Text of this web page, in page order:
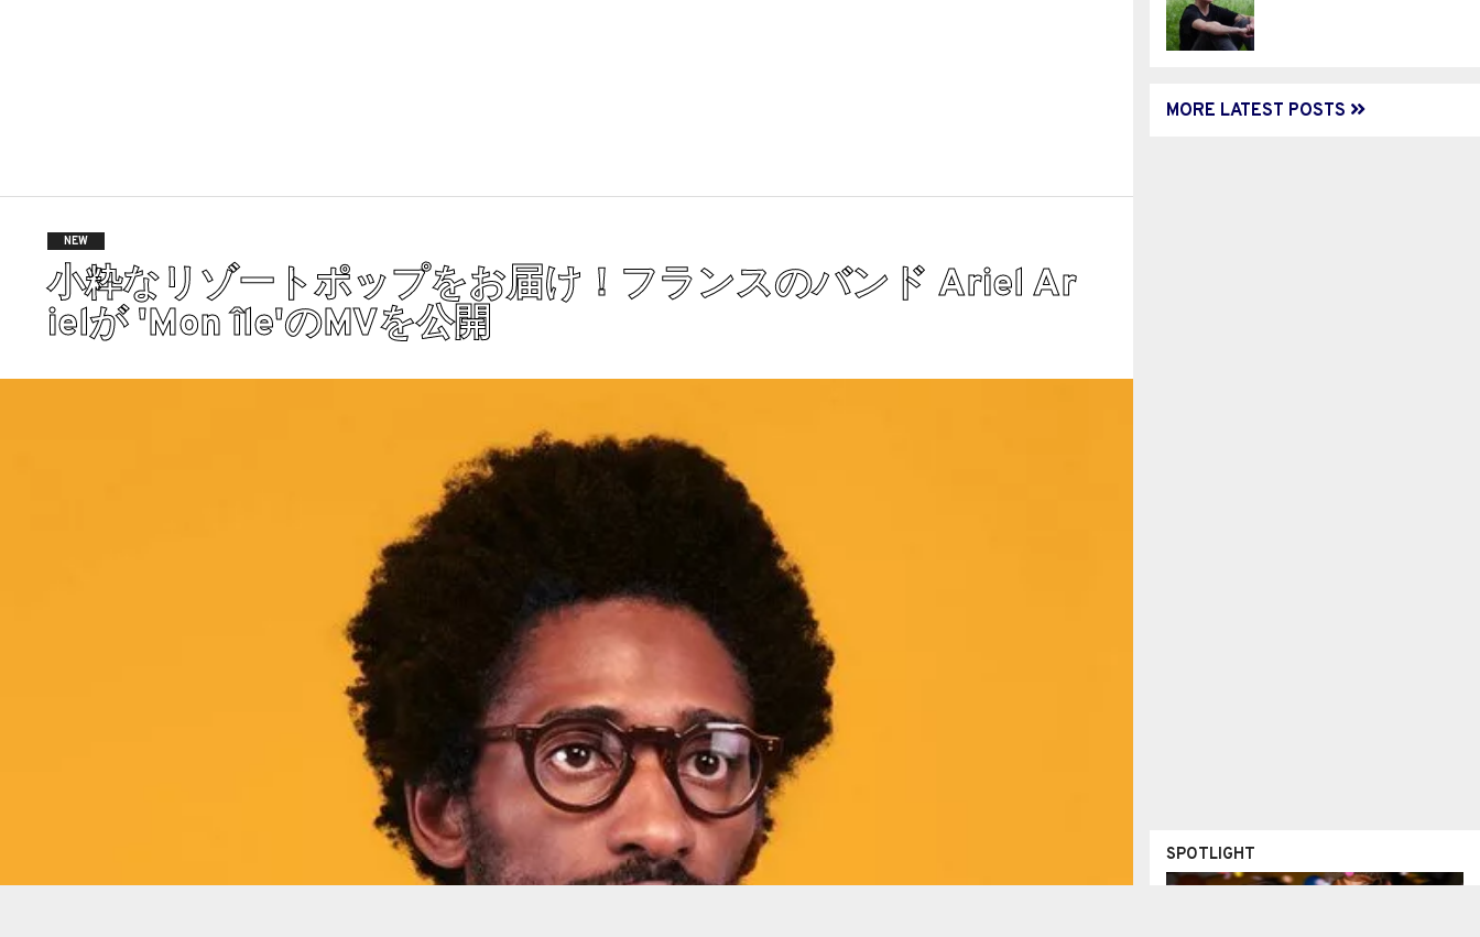
NEW
小粋なリゾートポップをお届け！フランスのバンド Ariel Ar
ielが 'Mon île'のMVを公開
MORE LATEST POSTS
SPOTLIGHT